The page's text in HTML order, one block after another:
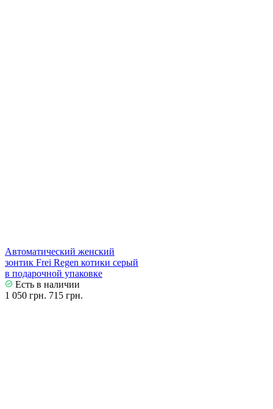
Автоматический женский
зонтик Frei Regen котики серый
в подарочной упаковке
Есть в наличии
1 050 грн. 715 грн.